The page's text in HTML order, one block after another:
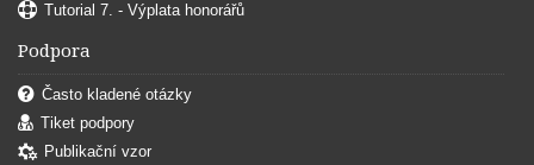
Tutorial 7. - Výplata honorářů
Podpora
Často kladené otázky
Tiket podpory
Publikační vzor